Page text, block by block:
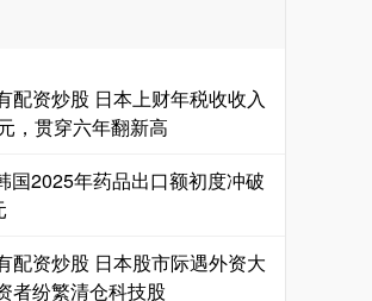
7229.80
配资炒股 日本上财年税收收入
，贯穿六年翻新高
国2025年药品出口额初度冲破
配资炒股 日本股市际遇外资大
者纷繁清仓科技股